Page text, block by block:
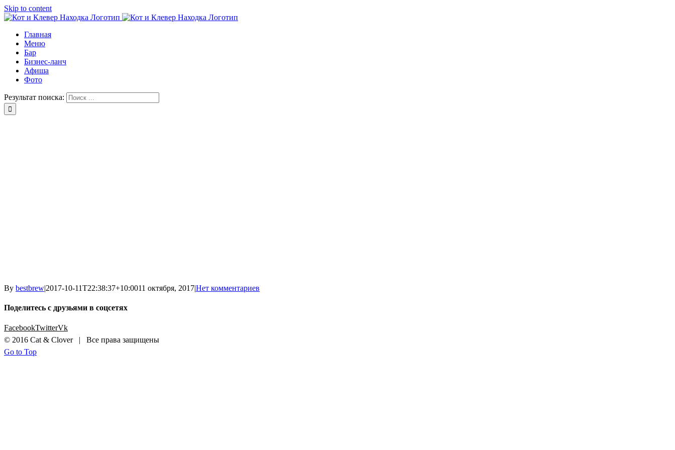
Skip to content
Главная
Меню
Бар
Бизнес-ланч
Афиша
Фото
Результат поиска:
By bestbrew|2017-10-11T22:38:37+10:0011 октября, 2017|Нет комментариев
Поделитесь с друзьями в соцсетях
FacebookTwitterVk
© 2016 Cat & Clover | Все права защищены
Go to Top